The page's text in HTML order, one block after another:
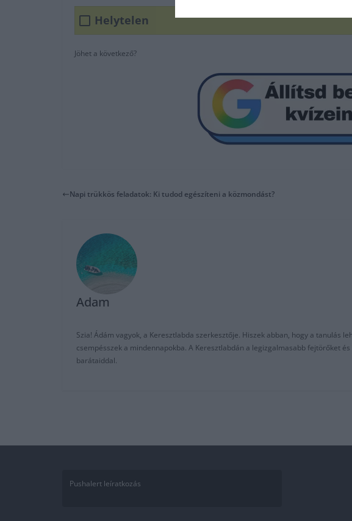
Helytelen
Jöhet a következő?
Napi trükkös feladatok: Ki tudod egészíteni a közmondást?
Adam
Szia! Ádám vagyok, a Keresztlabda szerkesztője. Hiszek abban, hogy a
csempésszek a mindennapokba. A Keresztlabdán a legizgalmasabb fejtörőket
barátaiddal.
Pushalert leíratkozás